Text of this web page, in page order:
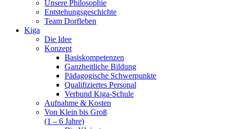
Unsere Philosophie
Entstehungsgeschichte
Team Dorfleben
Kiga
Die Idee
Konzept
Basiskompetenzen
Ganzheitliche Bildung
Pädagogische Schwerpunkte
Qualifiziertes Personal
Verbund Kiga-Schule
Aufnahme & Kosten
Von Klein bis Groß
(1 – 6 Jahre)